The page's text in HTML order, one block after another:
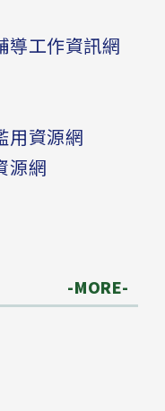
導工作資訊網
用資源網
源網
-MORE-